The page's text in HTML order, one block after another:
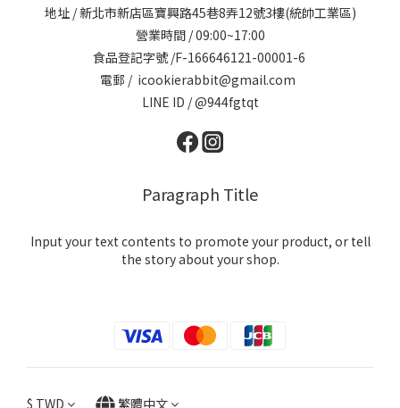
地址 / 新北市新店區寶興路45巷8弄12號3樓(統帥工業區)
營業時間 / 09:00~17:00
食品登記字號 /F-166646121-00001-6
電郵 / icookierabbit@gmail.com
LINE ID / @944fgtqt
Paragraph Title
Input your text contents to promote your product, or tell
the story about your shop.
$ TWD 繁體中文